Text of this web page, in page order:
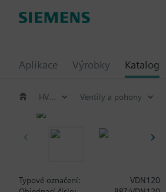
Aplikace Výrobky Katalog
HVAC výrobky Ventily a pohony
Typové označení:
VDN120